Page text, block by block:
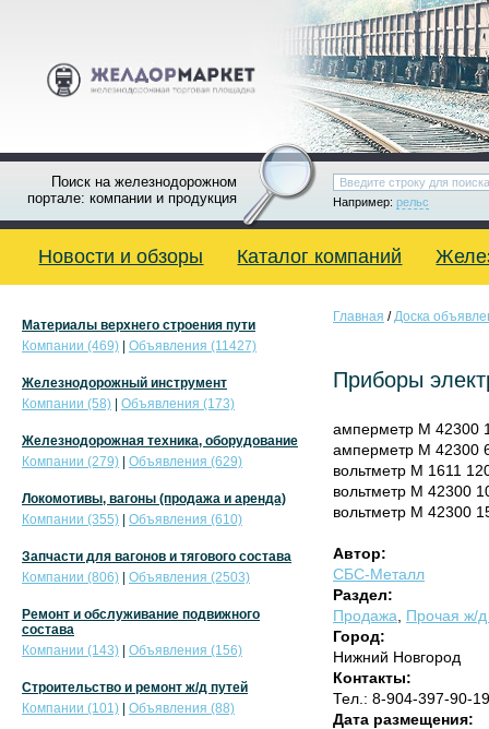
Поиск на железнодорожном
портале: компании и продукция
Например: рельс
Новости и обзоры Каталог компаний
Главная /Доска
Приборы
амперметр М 42300
амперметр М 42300
вольтметр М 1611
вольтметр М 42300
вольтметр М 42300
Автор:
СБС-Металл
Раздел:
Продажа
Прочая ж/д
Город:
Нижний Новгород
Контакты:
Тел.: 8-904-397-90-
Дата размещения:
Материалы верхнего строения пути
Компании (469)
Объявления (11427)
Железнодорожный инструмент
Компании (58)
Объявления (173)
Железнодорожная техника, оборудование
Компании (279)
Объявления (629)
Локомотивы, вагоны (продажа и аренда)
Компании (355)
Объявления (610)
Запчасти для вагонов и тягового состава
Компании (806)
Объявления (2503)
Ремонт и обслуживание подвижного
состава
Компании (143)
Объявления (156)
Строительство и ремонт ж/д путей
Компании (101)
Объявления (88)